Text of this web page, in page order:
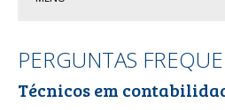
PERGUNTAS
Técnicos em